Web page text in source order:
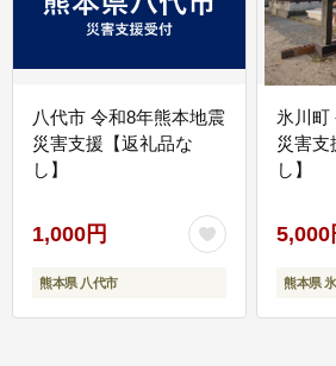
八代市 令和8年熊本地震
災害支援【返礼品な
し】
1,000円
熊本県 八代市
氷川町
災害支
し】
5,000
熊本県